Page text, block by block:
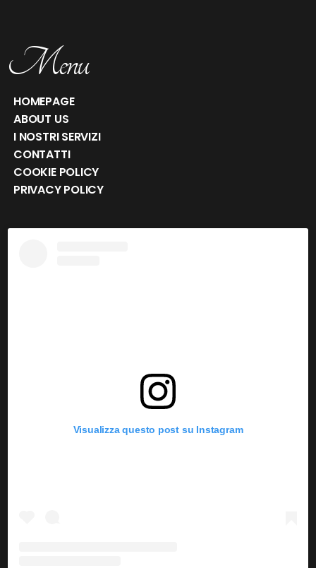
Menu
HOMEPAGE
ABOUT US
I NOSTRI SERVIZI
CONTATTI
COOKIE POLICY
PRIVACY POLICY
Visualizza questo post su Instagram